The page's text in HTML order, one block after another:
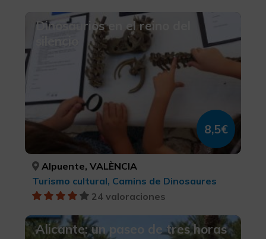
Dinosaurios en el reino del
8,5€
Alpuente, VALÈNCIA
Turismo cultural, Camins de Dinosaures
24 valoraciones
Alicante: un paseo de tres horas